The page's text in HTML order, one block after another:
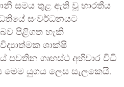
සමය තුළ ඇති වූ භාරතීය
සංවර්ධනයට
පිළිගත හැකි
ශාක්ෂි
පවතින ගෘහස්ථ අභිචාර විධි
යුගය ලෙස සැලකෙයි.